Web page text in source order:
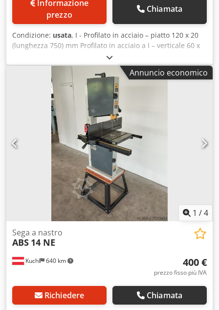
prezzo
Chiamata
Condizione: usata, I - Profilato in acciaio – piatto 120 x 20
(lunghezza 750) mm Profilato in acciaio a I – verticale 60 x
10 (lunghezza 800) mm Profilato angolare 50 x 5 (lunghezza
1200) mm Materiale pieno – diametro 35,0 (lunghezza 800)
mm Diametro esterno del tubo max. 70 x 3,0 (lunghezza
1200) mm Diametro dell’albero 52,0 mm Diametro del rullo
superiore 155 mm Diametro del rullo inferiore 155 mm
Corsa 150 mm Velocità di rotazione 9,0 giri/min Potenza
totale assorbita 1,3 kW Peso 305 kg Credszlukrjpfx Adrof
Dimensioni L-L-A 900 x 700 x 1500 mm Dotazione: - robusta
macchina per la curvatura di tubi/profili azionata da
motore elettrico - telaio della macchina, con ripiano
posteriore - possibilità di utilizzo in orizzontale e in
verticale - rulli standard segmentati (divisi) - 2 set di rulli
per tubi Ø 50 + 60 mm - avanzamento manuale del rullo
superiore - indicatore di posizione analogico dei rulli
superiori (scala) - rulli laterali/di guida regolabili
manualmente - telaio con fori per il sollevamento con
carrello elevatore per un facile trasporto
Annuncio economico
1 /4
Kuchl 640 km
Sega a nastro
ABS 14 NE
400 €
prezzo fisso più IVA
Richiedere Chiamata